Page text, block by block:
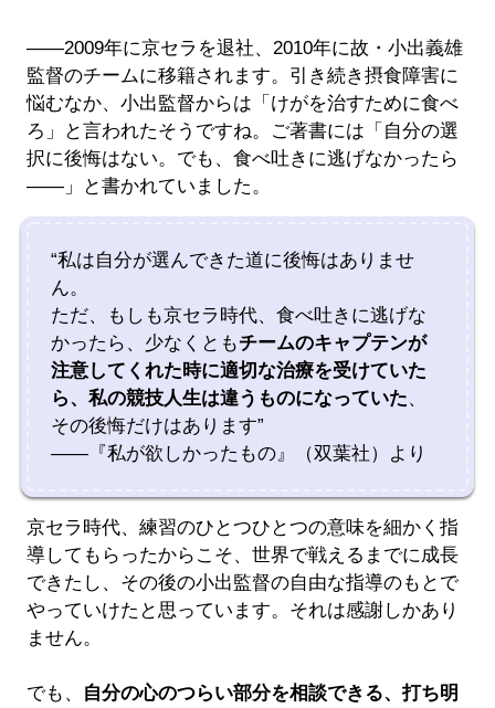
――2009年に京セラを退社、2010年に故・小出義雄
監督のチームに移籍されます。引き続き摂食障害に
悩むなか、小出監督からは「けがを治すために食べ
ろ」と言われたそうですね。ご著書には「自分の選
択に後悔はない。でも、食べ吐きに逃げなかったら
――」と書かれていました。
“私は自分が選んできた道に後悔はありませ
ん。
ただ、もしも京セラ時代、食べ吐きに逃げな
かったら、少なくともチームのキャプテンが
注意してくれた時に適切な治療を受けていた
ら、私の競技人生は違うものになっていた、
その後悔だけはあります”
――『私が欲しかったもの』（双葉社）より
京セラ時代、練習のひとつひとつの意味を細かく指
導してもらったからこそ、世界で戦えるまでに成長
できたし、その後の小出監督の自由な指導のもとで
やっていけたと思っています。それは感謝しかあり
ません。
でも、
自分の心のつらい部分を相談できる、打ち明